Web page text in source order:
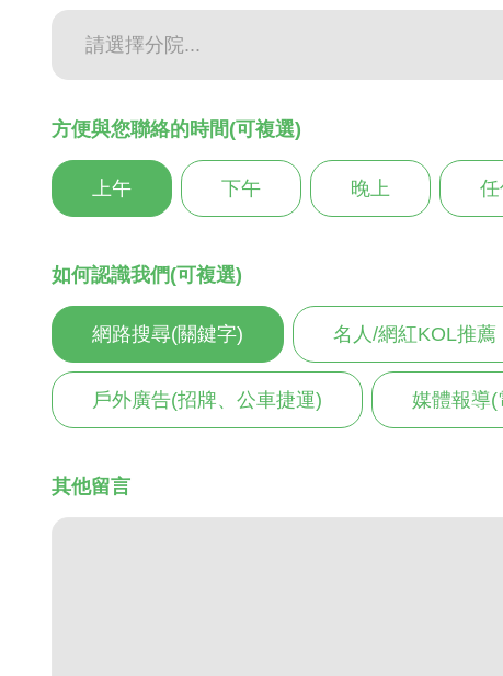
方便與您聯絡的時間(可複選)
上午 下午 晚上 任
如何認識我們(可複選)
網路搜尋(關鍵字) 名人/網紅KOL推薦
戶外廣告(招牌、公車捷運) 媒體報導(
其他留言